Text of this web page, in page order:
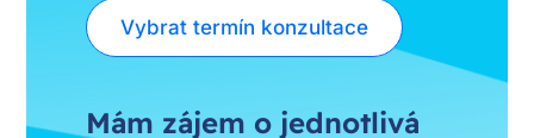
Vybrat termín konzultace
Mám zájem o jednotlivá